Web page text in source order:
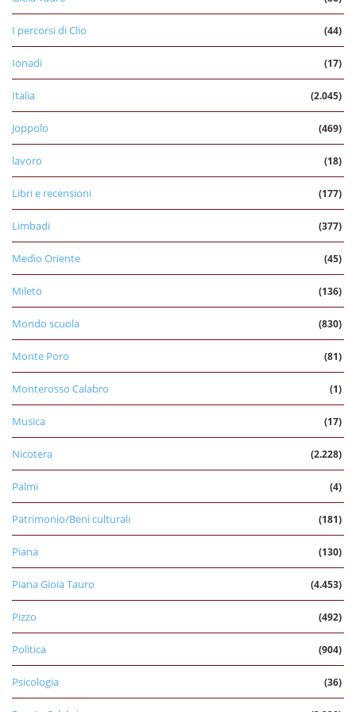
I percorsi di Clio (44)
Ionadi (17)
Italia (2.045)
Joppolo (469)
lavoro (18)
Libri e recensioni (177)
Limbadi (377)
Medio Oriente (45)
Mileto (136)
Mondo scuola (830)
Monte Poro (81)
Monterosso Calabro (1)
Musica (17)
Nicotera (2.228)
Palmi (4)
Patrimonio/Beni culturali (181)
Piana (130)
Piana Gioia Tauro (4.453)
Pizzo (492)
Politica (904)
Psicologia (36)